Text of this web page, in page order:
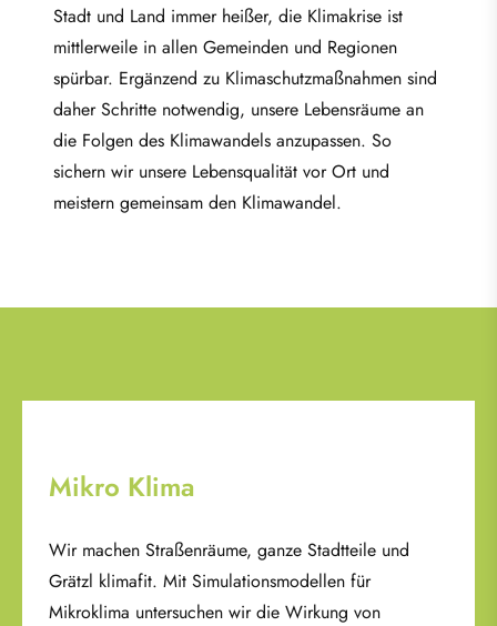
Stadt und Land immer heißer, die Klimakrise ist
mittlerweile in allen Gemeinden und Regionen
spürbar. Ergänzend zu Klimaschutzmaßnahmen sind
daher Schritte notwendig, unsere Lebensräume an
die Folgen des Klimawandels anzupassen. So
sichern wir unsere Lebensqualität vor Ort und
meistern gemeinsam den Klimawandel.
Mikro Klima
Wir machen Straßenräume, ganze Stadtteile und
Grätzl klimafit. Mit Simulationsmodellen für
Mikroklima untersuchen wir die Wirkung von